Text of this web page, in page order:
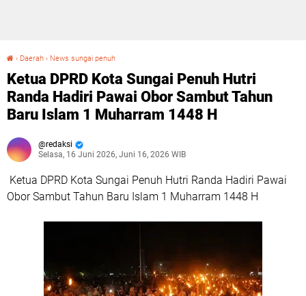
› Daerah › News sungai penuh
Ketua DPRD Kota Sungai Penuh Hutri
Randa Hadiri Pawai Obor Sambut Tahun
Baru Islam 1 Muharram 1448 H
redaksi
Selasa, 16 Juni 2026, Juni 16, 2026 WIB
Ketua DPRD Kota Sungai Penuh Hutri Randa Hadiri Pawai
Obor Sambut Tahun Baru Islam 1 Muharram 1448 H